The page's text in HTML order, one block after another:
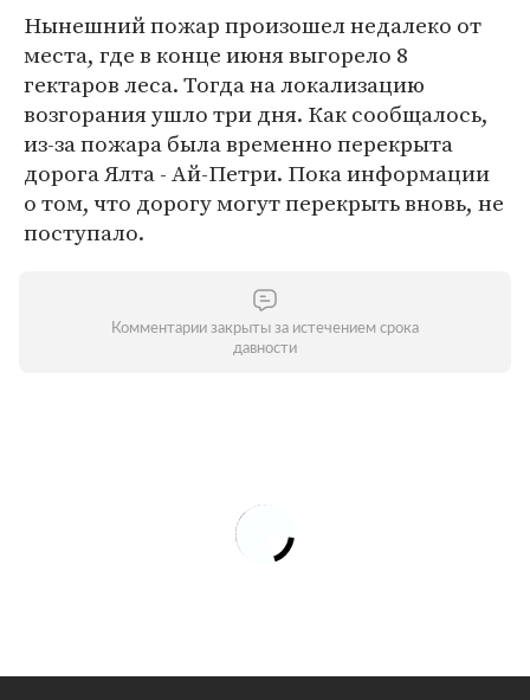
Нынешний пожар произошел недалеко от
места, где в конце июня выгорело 8
гектаров леса. Тогда на локализацию
возгорания ушло три дня. Как сообщалось,
из-за пожара была временно перекрыта
дорога Ялта - Ай-Петри. Пока информации
о том, что дорогу могут перекрыть вновь, не
поступало.
Комментарии закрыты за истечением срока
давности